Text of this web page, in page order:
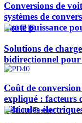
Conversions de
systèmes de
haute puissance
Solutions de
bidirectionnel pour
Coût de
expliqué : facteurs
véhicules